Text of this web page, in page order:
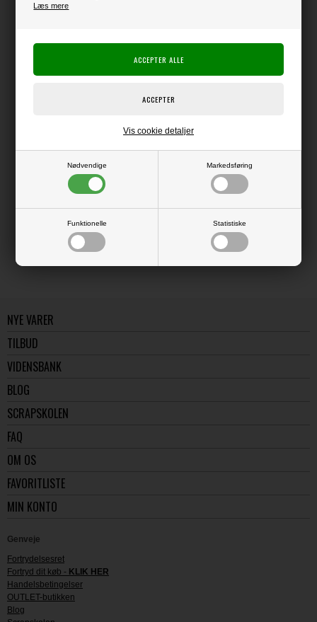
Læs mere
Nødvendige Markedsføring
Funktionelle Statistiske
Vis cookie detaljer
Pakke med 8 ark papir i str. 30x30 cm.
Læs flere artikler...
NYE VARER
TILBUD
VIDENSBANK
BLOG
SCRAPSKOLEN
FAQ
OM OS
FAVORITLISTE
MIN KONTO
Genveje
Fortrydelsesret
Fortryd dit køb - KLIK HER
Handelsbetingelser
OUTLET-butikken
Blog